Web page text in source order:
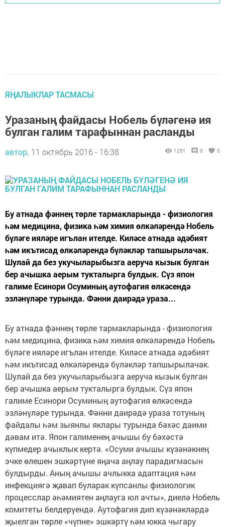
ЯҢАЛЫКЛАР ТАСМАСЫ
Уразаның файдасы Нобель бүләгенә ия
булган галим тарафыннан расланды
автор, 11 октябрь 2016 - 16:38 1251 0 0
Бу атнада фәннең төрле тармакларында - физиология
һәм медицина, физика һәм химия өлкәләрендә Нобель
бүләге ияләре игълан ителде. Киләсе атнада әдәбият
һәм икътисад өлкәләрендә бүләкләр тапшырылачак.
Шулай да без укучыларыбызга аеруча кызык булган
бер ачышка аерым тукталырга булдык. Сүз япон
галиме Есинори Осуминың аутофагия өлкәсендә
эзләнүләре турында. Фәнни даирәдә ураза...
Бу атнада фәннең төрле тармакларында - физиология
һәм медицина, физика һәм химия өлкәләрендә Нобель
бүләге ияләре игълан ителде. Киләсе атнада әдәбият
һәм икътисад өлкәләрендә бүләкләр тапшырылачак.
Шулай да без укучыларыбызга аеруча кызык булган
бер ачышка аерым тукталырга булдык. Сүз япон
галиме Есинори Осуминың аутофагия өлкәсендә
эзләнүләре турында. Фәнни даирәдә ураза тотуның
файдалы һәм зыянлы яклары турында бәхәс даими
дәвам итә. Япон галименең ачышы бу бәхәстә
күпмедер ачыклык кертә. «Осуми ачышы күзәнәкнең
эчке өлешен эшкәртүне яңача аңлау парадигмасын
булдырды. Аның ачышы ачлыкка адаптация һәм
инфекциягә җавап буларак күпсанлы физиологик
процесслар әһәмиятен аңлауга юл ачты», диелә Нобель
комитеты белдерүендә. Аутофагия дип күзәнәкләрдә
җыелган төрле «чүпне» эшкәртү һәм юкка чыгару